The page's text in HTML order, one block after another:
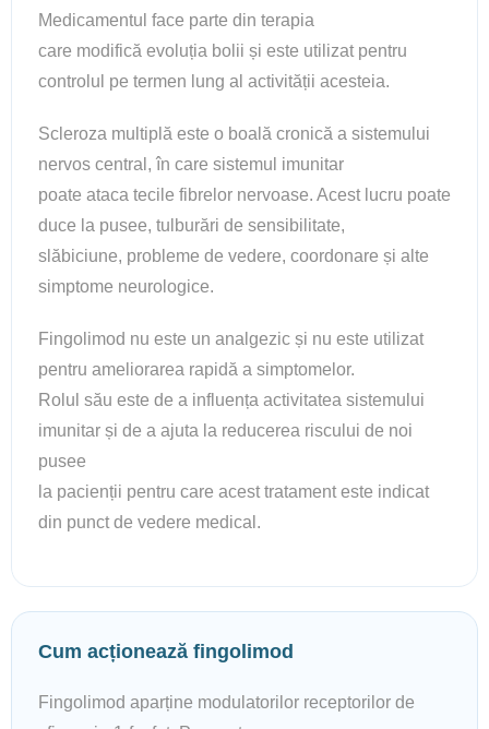
Medicamentul face parte din terapia
care modifică evoluția bolii și este utilizat pentru
controlul pe termen lung al activității acesteia.
Scleroza multiplă este o boală cronică a sistemului
nervos central, în care sistemul imunitar
poate ataca tecile fibrelor nervoase. Acest lucru poate
duce la pusee, tulburări de sensibilitate,
slăbiciune, probleme de vedere, coordonare și alte
simptome neurologice.
Fingolimod nu este un analgezic și nu este utilizat
pentru ameliorarea rapidă a simptomelor.
Rolul său este de a influența activitatea sistemului
imunitar și de a ajuta la reducerea riscului de noi
pusee
la pacienții pentru care acest tratament este indicat
din punct de vedere medical.
Cum acționează fingolimod
Fingolimod aparține modulatorilor receptorilor de